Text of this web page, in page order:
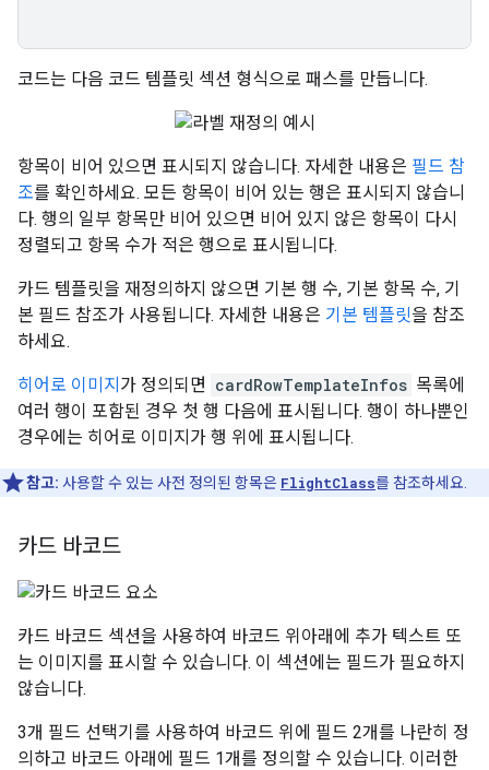
코드는 다음 코드 템플릿 섹션 형식으로 패스를 만듭니다.
항목이 비어 있으면 표시되지 않습니다. 자세한 내용은 필드 참
조를 확인하세요. 모든 항목이 비어 있는 행은 표시되지 않습니
다. 행의 일부 항목만 비어 있으면 비어 있지 않은 항목이 다시
정렬되고 항목 수가 적은 행으로 표시됩니다.
카드 템플릿을 재정의하지 않으면 기본 행 수, 기본 항목 수, 기
본 필드 참조가 사용됩니다. 자세한 내용은 기본 템플릿을 참조
하세요.
히어로 이미지 가 정의되면 cardRowTemplateInfos 목록에
여러 행이 포함된 경우 첫 행 다음에 표시됩니다. 행이 하나뿐인
경우에는 히어로 이미지가 행 위에 표시됩니다.
참고: 사용할 수 있는 사전 정의된 항목은 FlightClass를 참조하세요.
카드 바코드
카드 바코드 섹션을 사용하여 바코드 위아래에 추가 텍스트 또
는 이미지를 표시할 수 있습니다. 이 섹션에는 필드가 필요하지
않습니다.
3개 필드 선택기를 사용하여 바코드 위에 필드 2개를 나란히 정
의하고 바코드 아래에 필드 1개를 정의할 수 있습니다. 이러한